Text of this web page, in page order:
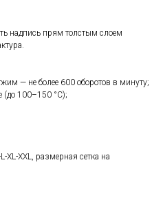
надпись прям толстым слоем
— не более 600 оборотов в минуту;
(до 100–150 °С);
XXL, размерная сетка на